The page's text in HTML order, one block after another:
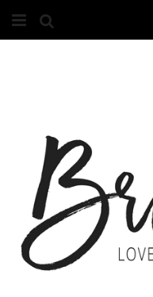
O NAS
KONTAKT
REKLAMA
ADVERTISING